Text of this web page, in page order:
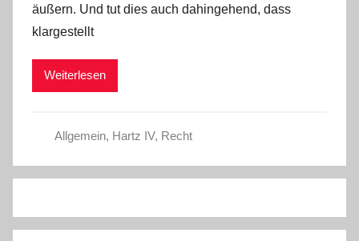
h
.
äußern. Und tut dies auch dahingehend, dass
klargestellt
Weiterlesen
Allgemein, Hartz IV, Recht